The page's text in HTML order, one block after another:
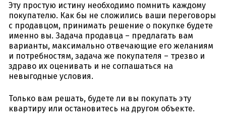
Эту простую истину необходимо помнить каждому
покупателю. Как бы не сложились ваши переговоры
с продавцом, принимать решение о покупке будете
именно вы. Задача продавца – предлагать вам
варианты, максимально отвечающие его желаниям
и потребностям, задача же покупателя – трезво и
здраво их оценивать и не соглашаться на
невыгодные условия.
Только вам решать, будете ли вы покупать эту
квартиру или остановитесь на другом объекте.